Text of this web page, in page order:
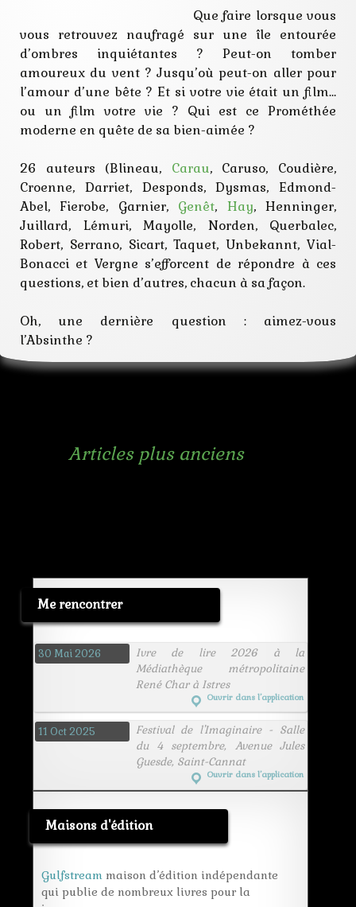
Que faire lorsque vous
vous retrouvez naufragé sur une île entourée
d’ombres inquiétantes ? Peut-on tomber
amoureux du vent ? Jusqu’où peut-on aller pour
l’amour d’une bête ? Et si votre vie était un film…
ou un film votre vie ? Qui est ce Prométhée
moderne en quête de sa bien-aimée ?
26 auteurs (Blineau, Carau, Caruso, Coudière,
Croenne, Darriet, Desponds, Dysmas, Edmond-
Abel, Fierobe, Garnier, Genêt, Hay, Henninger,
Juillard, Lémuri, Mayolle, Norden, Querbalec,
Robert, Serrano, Sicart, Taquet, Unbekannt, Vial-
Bonacci et Vergne s’efforcent de répondre à ces
questions, et bien d’autres, chacun à sa façon.
Oh, une dernière question : aimez-vous
l’Absinthe ?
Articles plus anciens
Me rencontrer
30 Mai 2026
Ivre de lire 2026 à la
Médiathèque métropolitaine
René Char à Istres
Ouvrir dans l’application
11 Oct 2025
Festival de l'Imaginaire - Salle
du 4 septembre, Avenue Jules
Guesde, Saint-Cannat
Ouvrir dans l’application
Maisons d'édition
Gulfstream maison d’édition indépendante
qui publie de nombreux livres pour la